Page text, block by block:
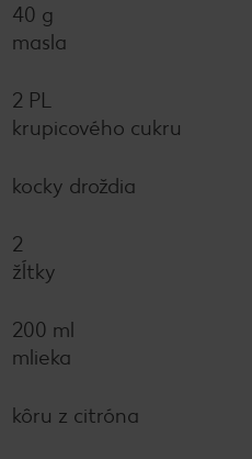
40 g
masla
2 PL
krupicového cukru
kocky droždia
2
žĺtky
200 ml
mlieka
kôru z citróna